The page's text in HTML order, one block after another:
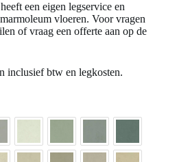
een eigen legservice en
vloeren. Voor vragen
of vraag een offerte aan op de
inclusief btw en legkosten.